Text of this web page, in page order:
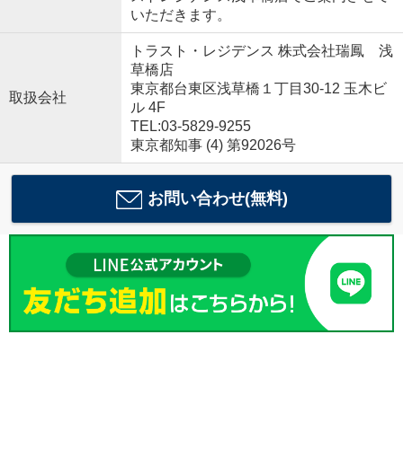
いただきます。
取扱会社
トラスト・レジデンス 株式会社瑞鳳 浅
草橋店
東京都台東区浅草橋１丁目30-12 玉木ビ
ル 4F
TEL:03-5829-9255
東京都知事 (4) 第92026号
お問い合わせ(無料)